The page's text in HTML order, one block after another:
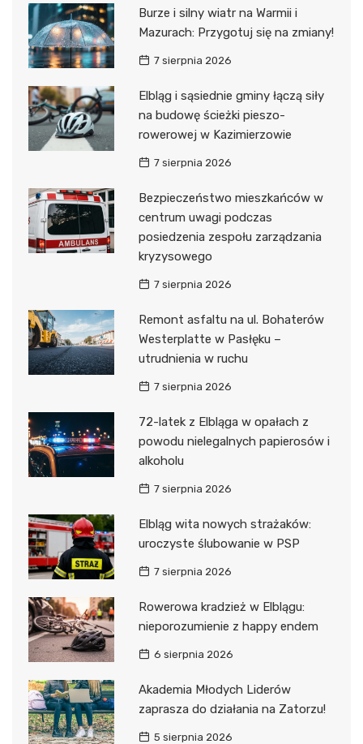
Burze i silny wiatr na Warmii i
Mazurach: Przygotuj się na zmiany!
7 sierpnia 2026
Elbląg i sąsiednie gminy łączą siły
na budowę ścieżki pieszo-
rowerowej w Kazimierzowie
7 sierpnia 2026
Bezpieczeństwo mieszkańców w
centrum uwagi podczas
posiedzenia zespołu zarządzania
kryzysowego
7 sierpnia 2026
Remont asfaltu na ul. Bohaterów
Westerplatte w Pasłęku –
utrudnienia w ruchu
7 sierpnia 2026
72-latek z Elbląga w opałach z
powodu nielegalnych papierosów i
alkoholu
7 sierpnia 2026
Elbląg wita nowych strażaków:
uroczyste ślubowanie w PSP
7 sierpnia 2026
Rowerowa kradzież w Elblągu:
nieporozumienie z happy endem
6 sierpnia 2026
Akademia Młodych Liderów
zaprasza do działania na Zatorzu!
5 sierpnia 2026